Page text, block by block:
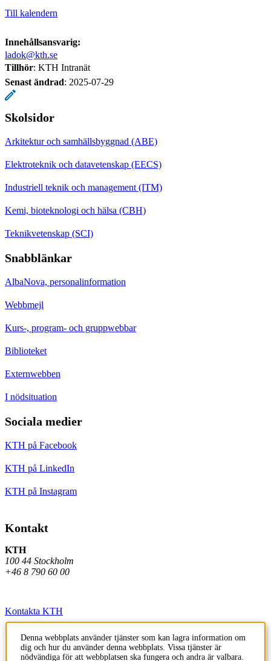
Till kalendern
Innehållsansvarig:
ladok@kth.se
Tillhör: KTH Intranät
Senast ändrad: 2025-07-29
Skolsidor
Arkitektur och samhällsbyggnad (ABE)
Elektroteknik och datavetenskap (EECS)
Industriell teknik och management (ITM)
Kemi, bioteknologi och hälsa (CBH)
Teknikvetenskap (SCI)
Snabblänkar
AlbaNova, personalinformation
Webbmejl
Kurs-, program- och gruppwebbar
Biblioteket
Externwebben
I nödsituation
Sociala medier
KTH på Facebook
KTH på LinkedIn
KTH på Instagram
Kontakt
KTH
100 44 Stockholm
+46 8 790 60 00
Kontakta KTH
Jobba på KTH
Press och media
Denna webbplats använder tjänster som kan lagra information om
dig och hur du använder denna webbplats. Vissa tjänster är
nödvändiga för att webbplatsen ska fungera och andra är valbara.